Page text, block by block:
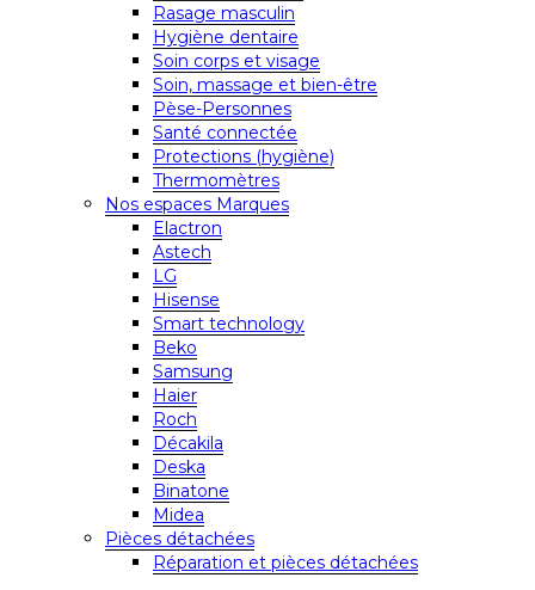
Rasage masculin
Hygiène dentaire
Soin corps et visage
Soin, massage et bien-être
Pèse-Personnes
Santé connectée
Protections (hygiène)
Thermomètres
Nos espaces Marques
Elactron
Astech
LG
Hisense
Smart technology
Beko
Samsung
Haier
Roch
Décakila
Deska
Binatone
Midea
Pièces détachées
Réparation et pièces détachées